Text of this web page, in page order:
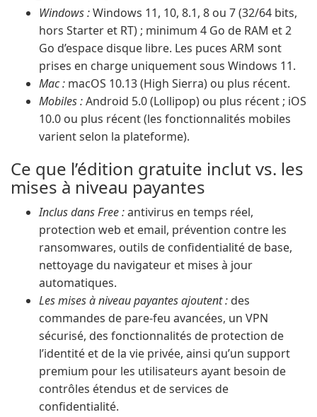
Windows :Windows 11, 10, 8.1, 8 ou 7 (32/64 bits,
hors Starter et RT) ; minimum 4 Go de RAM et 2
Go d’espace disque libre. Les puces ARM sont
prises en charge uniquement sous Windows 11.
Mac : macOS 10.13 (High Sierra) ou plus récent.
Mobiles :Android 5.0 (Lollipop) ou plus récent ; iOS
10.0 ou plus récent (les fonctionnalités mobiles
varient selon la plateforme).
Ce que l’édition gratuite inclut vs. les
mises à niveau payantes
Inclus dans Free :antivirus en temps réel,
protection web et email, prévention contre les
ransomwares, outils de confidentialité de base,
nettoyage du navigateur et mises à jour
automatiques.
Les mises à niveau payantes ajoutent : des
commandes de pare-feu avancées, un VPN
sécurisé, des fonctionnalités de protection de
l’identité et de la vie privée, ainsi qu’un support
premium pour les utilisateurs ayant besoin de
contrôles étendus et de services de
confidentialité.